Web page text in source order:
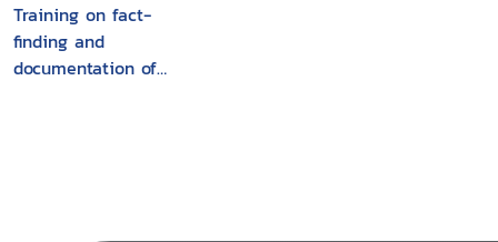
Training on fact-
finding and
documentation of